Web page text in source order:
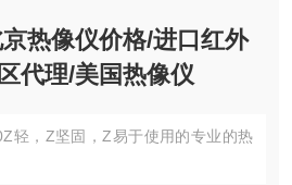
热像仪价格/进口红外
代理/美国热像仪
轻，Z坚固，Z易于使用的专业的热